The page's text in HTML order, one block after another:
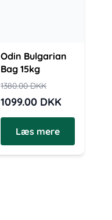
Odin Bulgarian
Bag 15kg
1380.00DKK
1099.00 DKK
Læs mere